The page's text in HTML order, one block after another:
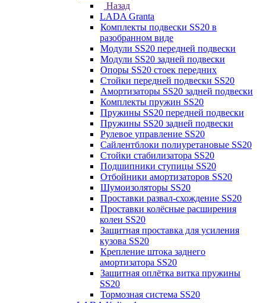
Назад
LADA Granta
Комплекты подвески SS20 в
разобранном виде
Модули SS20 передней подвески
Модули SS20 задней подвески
Опоры SS20 стоек передних
Стойки передней подвески SS20
Амортизаторы SS20 задней подвески
Комплекты пружин SS20
Пружины SS20 передней подвески
Пружины SS20 задней подвески
Рулевое управление SS20
Сайлентблоки полиуретановые SS20
Стойки стабилизатора SS20
Подшипники ступицы SS20
Отбойники амортизаторов SS20
Шумоизоляторы SS20
Проставки развал-схождение SS20
Проставки колёсные расширения
колеи SS20
Защитная проставка для усиления
кузова SS20
Крепление штока заднего
амортизатора SS20
Защитная оплётка витка пружины
SS20
Тормозная система SS20